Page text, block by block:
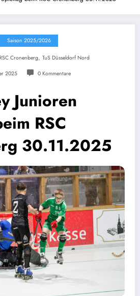
Saison 2025/2026
Cronenberg, TuS Düsseldorf Nord
2025 0 Kommentare
Junioren
RSC
30.11.2025